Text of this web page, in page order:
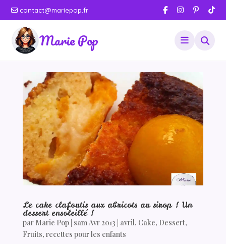
contact@mariepop.fr
Marie Pop
Le cake clafoutis aux abricots au sirop ! Un
dessert ensoleillé !
par Marie Pop| sam Avr 2013 avril, Cake, Dessert,
Fruits, recettes pour les enfants